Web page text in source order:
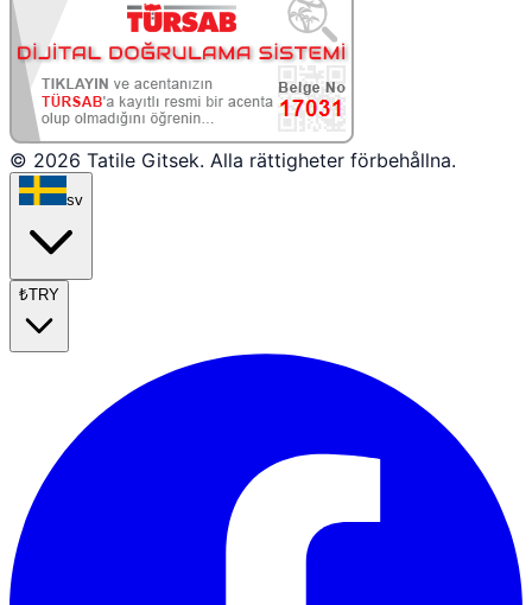
© 2026 Tatile Gitsek. Alla rättigheter förbehållna.
sv
₺TRY